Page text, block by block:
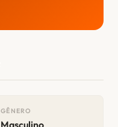
GÊNERO
Masculino